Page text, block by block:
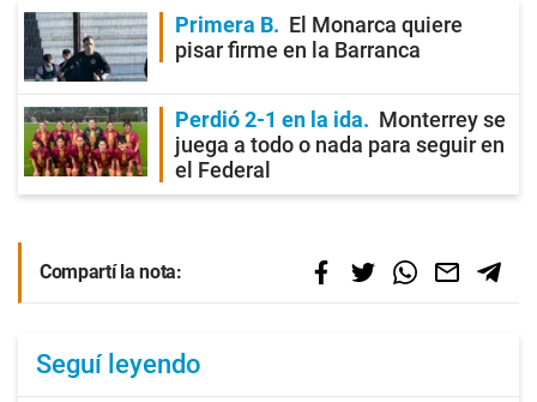
Primera B
El Monarca quiere
pisar firme en la Barranca
Perdió 2-1 en la ida
Monterrey se
juega a todo o nada para seguir en
el Federal
Compartí la nota:
Seguí leyendo